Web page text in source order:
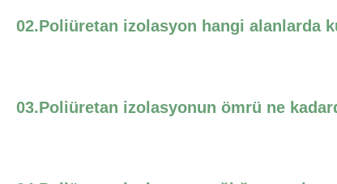
02.Poliüretan izolasyon hangi alanlarda
03.Poliüretan izolasyonun ömrü ne